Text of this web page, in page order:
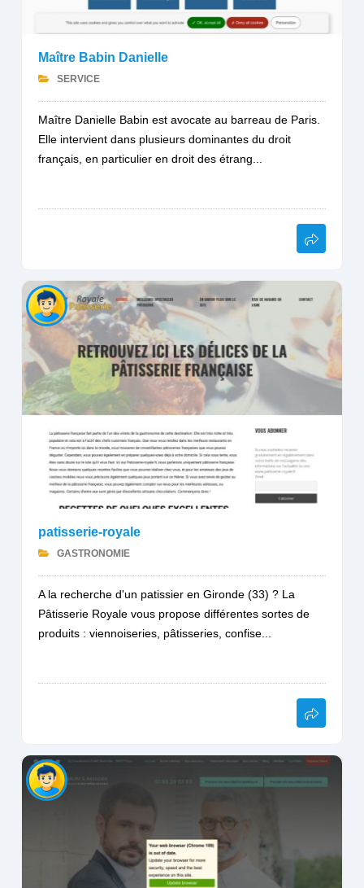
Maître Babin Danielle
SERVICE
Maître Danielle Babin est avocate au barreau de Paris.
Elle intervient dans plusieurs dominantes du droit
français, en particulier en droit des étrang...
patisserie-royale
GASTRONOMIE
A la recherche d'un patissier en Gironde (33) ? La
Pâtisserie Royale vous propose différentes sortes de
produits : viennoiseries, pâtisseries, confise...